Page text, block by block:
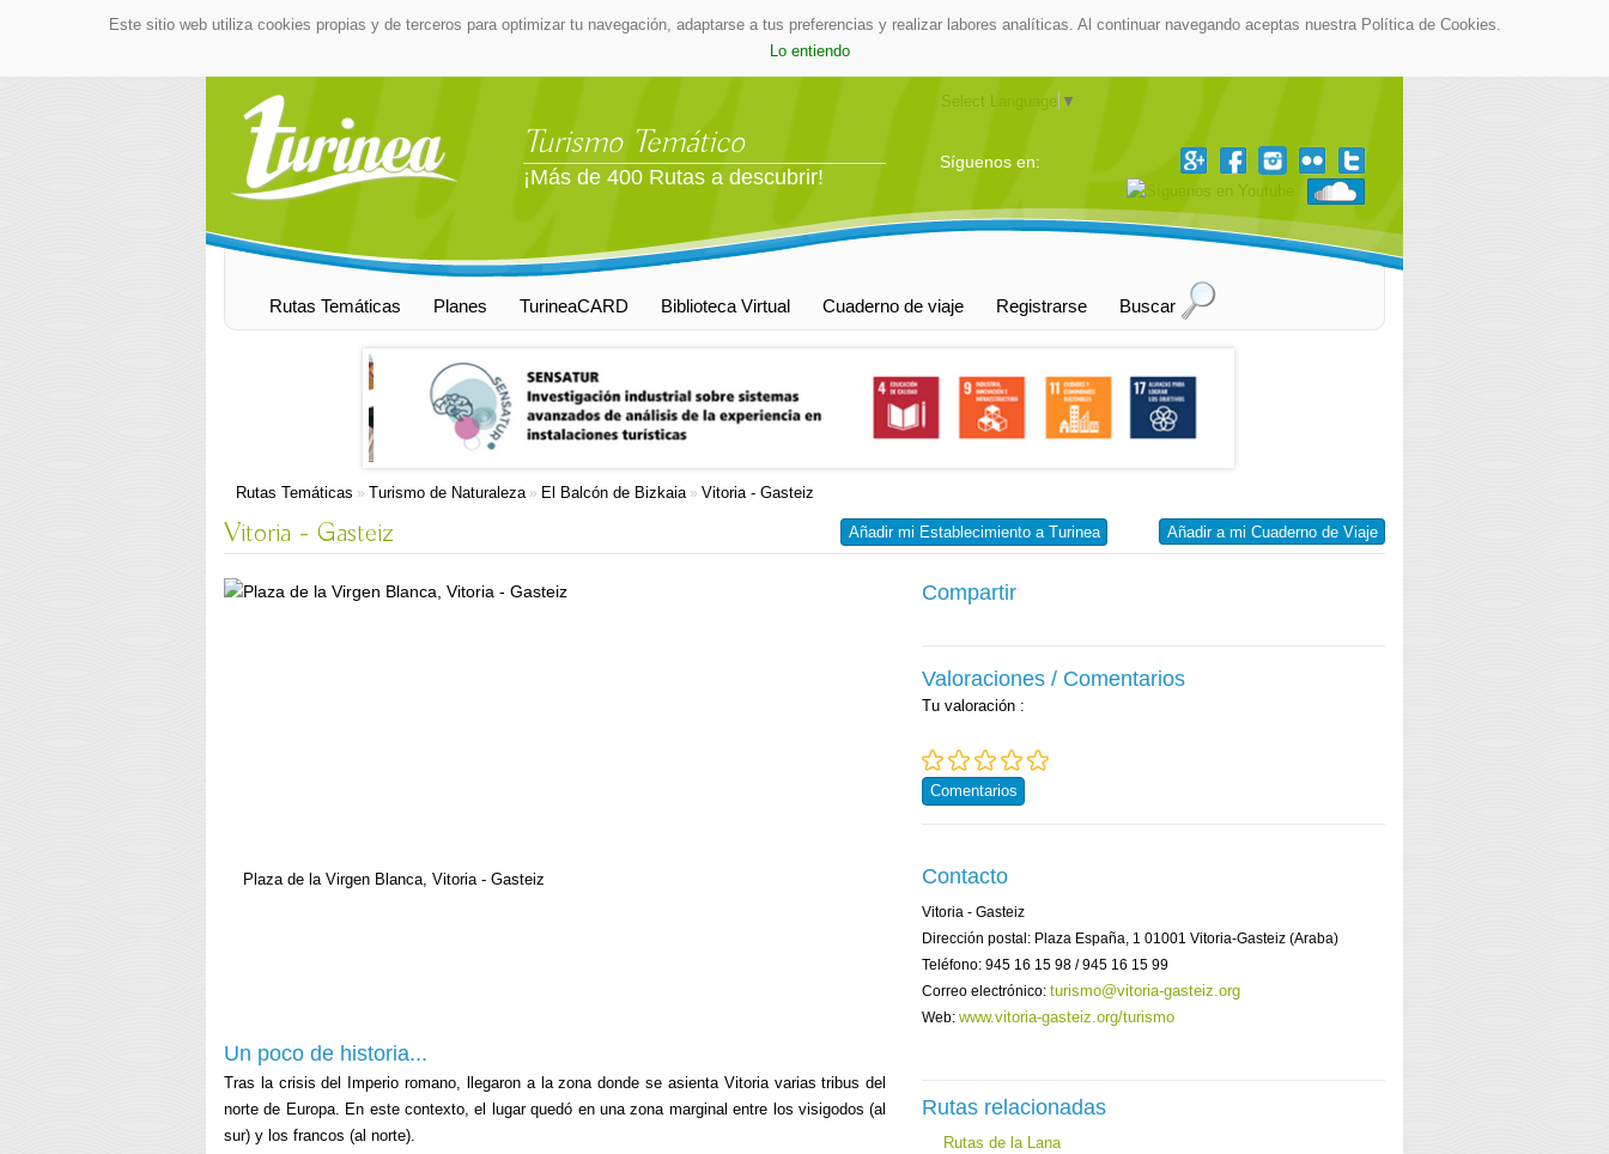
Este sitio web utiliza cookies propias y de terceros para optimizar tu navegación, adaptarse a tus preferencias y realizar labores analíticas. Al continuar navegando aceptas nuestra Política de Cookies.
Lo entiendo
Turismo Temático
¡Más de 400 Rutas a descubrir!
Select Language ▼
Síguenos en:
Rutas Temáticas Planes TurineaCARD Biblioteca Virtual Cuaderno de viaje Registrarse Buscar
Rutas Temáticas » Turismo de Naturaleza» El Balcón de Bizkaia» Vitoria - Gasteiz
Añadir a mi Cuaderno de Viaje
Añadir mi Establecimiento a Turinea
Vitoria - Gasteiz
Plaza de la Virgen Blanca, Vitoria - Gasteiz
Un poco de historia...
Tras la crisis del Imperio romano, llegaron a la zona donde se asienta Vitoria varias tribus del
norte de Europa. En este contexto, el lugar quedó en una zona marginal entre los visigodos (al
sur) y los francos (al norte).
Compartir
Valoraciones / Comentarios
Tu valoración :
Comentarios
Contacto
Vitoria - Gasteiz
Dirección postal: Plaza España, 1 01001 Vitoria-Gasteiz (Araba)
Teléfono: 945 16 15 98 / 945 16 15 99
Correo electrónico:turismo@vitoria-gasteiz.org
Web:www.vitoria-gasteiz.org/turismo
Rutas relacionadas
Rutas de la Lana